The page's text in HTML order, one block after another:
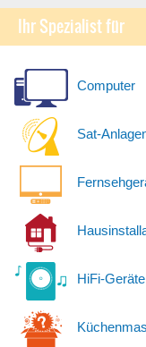
Ihr Spezialist für
Computer
Sat-
HiFi-Geräte